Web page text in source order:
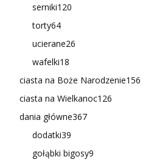
serniki120
torty64
ucierane26
wafelki18
ciasta na Boże Narodzenie156
ciasta na Wielkanoc126
dania główne367
dodatki39
gołąbki bigosy9